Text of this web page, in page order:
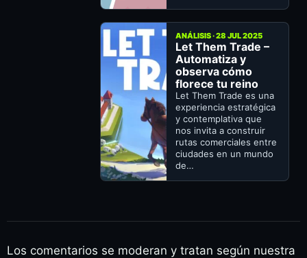
ANÁLISIS · 28 JUL 2025
Let Them Trade –
Automatiza y
observa cómo
florece tu reino
Let Them Trade es una
experiencia estratégica
y contemplativa que
nos invita a construir
rutas comerciales entre
ciudades en un mundo
de…
Los comentarios se moderan y tratan según nuestra